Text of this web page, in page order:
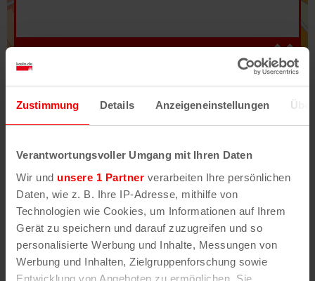
Zustimmung Details Anzeigeneinstellungen
Verantwortungsvoller Umgang mit Ihren Daten
Wir und unsere 1 Partner verarbeiten Ihre persönlichen
Daten, wie z. B. Ihre IP-Adresse, mithilfe von
Technologien wie Cookies, um Informationen auf Ihrem
Gerät zu speichern und darauf zuzugreifen und so
personalisierte Werbung und Inhalte, Messungen von
Werbung und Inhalten, Zielgruppenforschung sowie
Entwicklung von Angeboten zu ermöglichen. Sie
Fehler/Problem melden
Darstellung des RVR-Kartenwerks
Stadtplanwerk
erhältst Du unsere koeln.de-Karte mit vielen
weiteren Details wie z.B. Hausnummern.
Unser Stadtplan basiert auf Daten des
OpenStreetMap
-Projekts (
© OpenStreetMap
Mitwirkende
) und von OpenCycleMap.org